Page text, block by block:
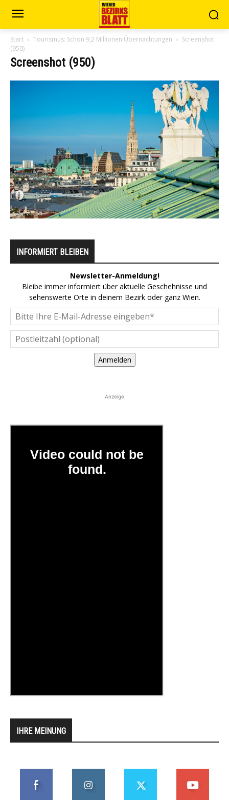
Start Tourismus: Schon 9,2 Millionen Übernachtungen
Screenshot
(950)
Screenshot (950)
INFORMIERT BLEIBEN
Newsletter-Anmeldung!
Bleibe immer informiert über aktuelle Geschehnisse und
sehenswerte Orte in deinem Bezirk oder ganz Wien.
Anmelden
Anzeige
IHRE MEINUNG